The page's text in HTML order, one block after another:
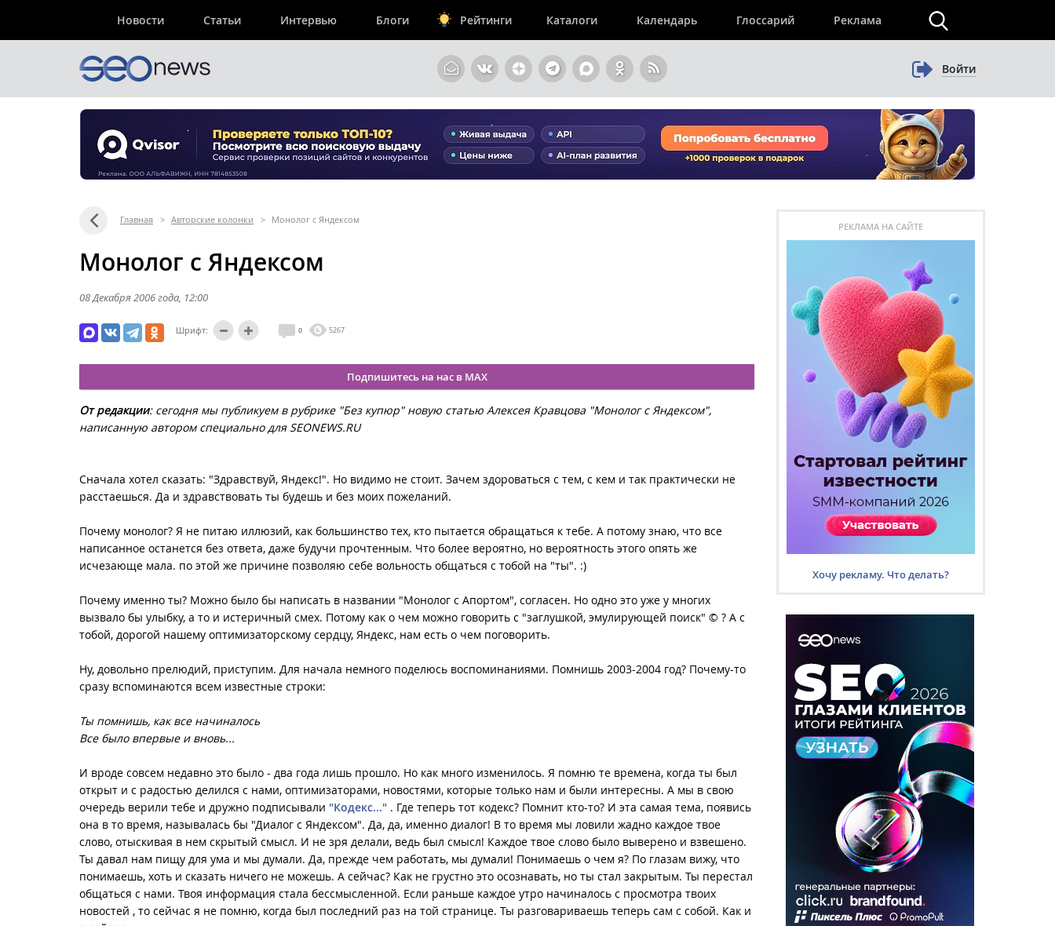
Новости Статьи Интервью Блоги Рейтинги Каталоги Календарь Глоссарий Реклама
Войти
Главная > Авторские колонки > Монолог с Яндексом
Монолог с Яндексом
08 Декабря 2006 года , 12:00
Шрифт: 0 5267
Подпишитесь на нас в MAX
От редакции: сегодня мы публикуем в рубрике "Без купюр" новую статью Алексея Кравцова "Монолог с Яндексом",
написанную автором специально для SEONEWS.RU
Сначала хотел сказать: "Здравствуй, Яндекс!". Но видимо не стоит. Зачем здороваться с тем, с кем и так практически не
расстаешься. Да и здравствовать ты будешь и без моих пожеланий.
Почему монолог? Я не питаю иллюзий, как большинство тех, кто пытается обращаться к тебе. А потому знаю, что все
написанное останется без ответа, даже будучи прочтенным. Что более вероятно, но вероятность этого опять же
исчезающе мала. по этой же причине позволяю себе вольность общаться с тобой на "ты". :)
Почему именно ты? Можно было бы написать в названии "Монолог с Апортом", согласен. Но одно это уже у многих
вызвало бы улыбку, а то и истеричный смех. Потому как о чем можно говорить с "заглушкой, эмулирующей поиск" © ? А с
тобой, дорогой нашему оптимизаторскому сердцу, Яндекс, нам есть о чем поговорить.
Ну, довольно прелюдий, приступим. Для начала немного поделюсь воспоминаниями. Помнишь 2003-2004 год? Почему-то
сразу вспоминаются всем известные строки:
Ты помнишь, как все начиналось
Все было впервые и вновь...
И вроде совсем недавно это было - два года лишь прошло. Но как много изменилось. Я помню те времена, когда ты был
открыт и с радостью делился с нами, оптимизаторами, новостями, которые только нам и были интересны. А мы в свою
очередь верили тебе и дружно подписывали "Кодекс..." . Где теперь тот кодекс? Помнит кто-то? И эта самая тема, появись
она в то время, называлась бы "Диалог с Яндексом". Да, да, именно диалог! В то время мы ловили жадно каждое твое
слово, отыскивая в нем скрытый смысл. И не зря делали, ведь был смысл! Каждое твое слово было выверено и взвешено.
Ты давал нам пищу для ума и мы думали. Да, прежде чем работать, мы думали! Понимаешь о чем я? По глазам вижу, что
понимаешь, хоть и сказать ничего не можешь. А сейчас? Как не грустно это осознавать, но ты стал закрытым. Ты перестал
общаться с нами. Твоя информация стала бессмысленной. Если раньше каждое утро начиналось с просмотра твоих
новостей , то сейчас я не помню, когда был последний раз на той странице. Ты разговариваешь теперь сам с собой. Как и
РЕКЛАМА НА САЙТЕ
Хочу рекламу. Что делать?